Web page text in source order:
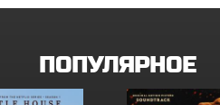
ПОПУЛЯРНОЕ